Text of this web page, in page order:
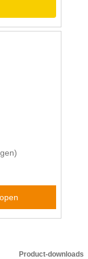
Product-downloads